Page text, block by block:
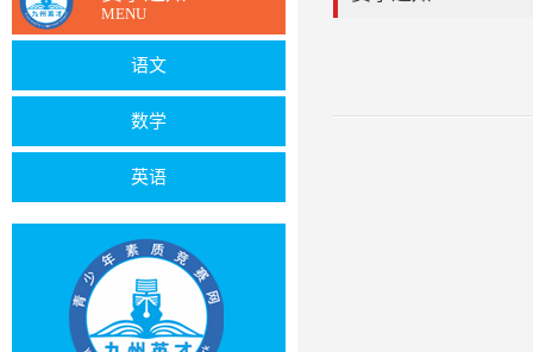
MENU
语文
数学
英语